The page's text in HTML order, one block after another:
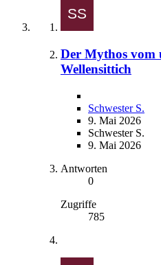
Der Mythos vom
Wellensittich
Schwester S.
9. Mai 2026
Schwester S.
9. Mai 2026
Antworten
0
Zugriffe
785